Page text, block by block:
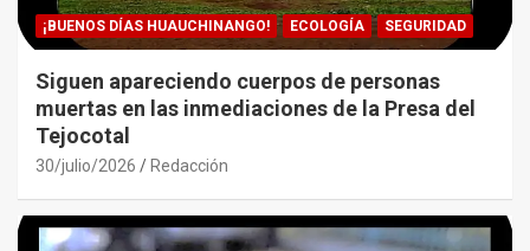
¡BUENOS DÍAS HUAUCHINANGO! ECOLOGÍA SEGURIDAD
Siguen apareciendo cuerpos de personas
muertas en las inmediaciones de la Presa del
Tejocotal
30/julio/2026 Redacción